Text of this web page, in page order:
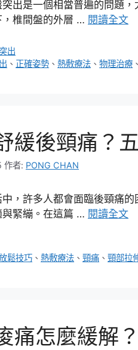
出是一個相當普遍的問題
，椎間盤的外層 … 閱讀全文
出
、 正確姿勢 、熱敷療法 、物理治療
緩後頸痛？
作者: PONG CHAN
，許多人都會面臨後頸痛
與緊繃。在這篇 … 閱讀全文
鬆技巧 、熱敷療法 、頸痛 、頸部拉
痛怎麼緩解